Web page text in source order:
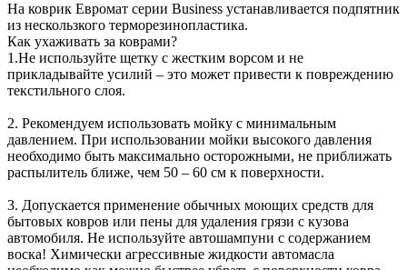
На коврик Евромат серии Business устанавливается подпятник
из нескользкого терморезинопластика.
Как ухаживать за коврами?
1.Не используйте щетку с жестким ворсом и не
прикладывайте усилий – это может привести к повреждению
текстильного слоя.
2. Рекомендуем использовать мойку с минимальным
давлением. При использовании мойки высокого давления
необходимо быть максимально осторожными, не приближать
распылитель ближе, чем 50 – 60 см к поверхности.
3. Допускается применение обычных моющих средств для
бытовых ковров или пены для удаления грязи с кузова
автомобиля. Не используйте автошампуни с содержанием
воска! Химически агрессивные жидкости автомасла